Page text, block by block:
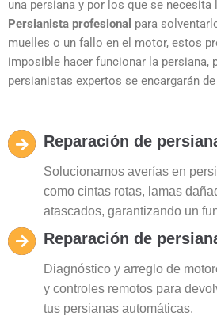
una persiana y por los que se necesita
Persianista profesional para
muelles o un fallo en el motor, estos
imposible hacer funcionar la persiana,
persianistas expertos se encargarán
Reparación de
Solucionamos averías en
como cintas rotas, lamas
atascados, garantizando un
Reparación de
Diagnóstico y arreglo de
y controles remotos para
tus persianas automáticas.